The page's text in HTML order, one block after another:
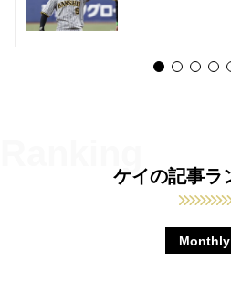
ケイの記事ラ
Monthly